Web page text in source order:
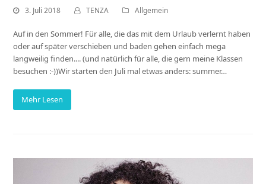
3. Juli 2018 TENZA Allgemein
Auf in den Sommer! Für alle, die das mit dem Urlaub verlernt haben
oder auf später verschieben und baden gehen einfach mega
langweilig finden.... (und natürlich für alle, die gern meine Klassen
besuchen :-))Wir starten den Juli mal etwas anders: summer…
Mehr Lesen